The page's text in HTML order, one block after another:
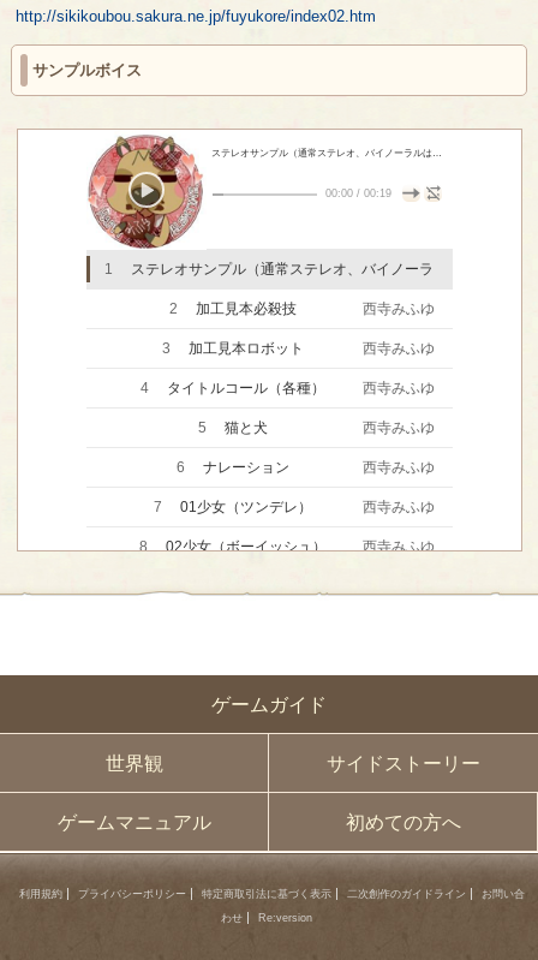
ゲームガイド
世界観 サイドストーリー
ゲームマニュアル 初めての方へ
http://sikikoubou.sakura.ne.jp/fuyukore/index02.htm
サンプルボイス
00:00/ 00:19
1 ステレオサンプル（通常ステレオ、バイノーラ
ルはできません） 西寺みふゆ
2 加工見本必殺技 西寺みふゆ
3 加工見本ロボット 西寺みふゆ
4 タイトルコール（各種） 西寺みふゆ
5 猫と犬 西寺みふゆ
6 ナレーション 西寺みふゆ
7 01少女（ツンデレ） 西寺みふゆ
8 02少女（ボーイッシュ） 西寺みふゆ
06女性（敵幹部）
15 09おばあさん（強いメイド長） 西寺みふゆ
10少年 西寺みふゆ
利用規約 プライバシーポリシー 特定商取引法に基づく表示 二次創作のガイドライン
お問い合
わせ
Re:version